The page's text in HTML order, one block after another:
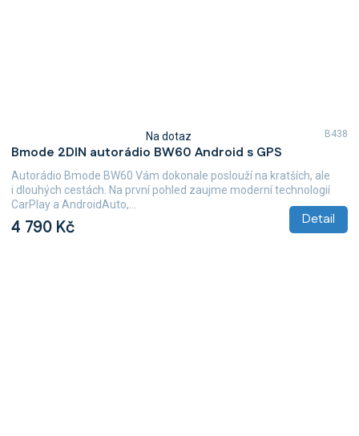
Bmode 2DIN autorádio BW60 Android s GPS
hodnocení
produktu
je
4,7
5
Na dotaz
4 790 Kč Detail
Autorádio Bmode BW60 Vám dokonale poslouží na kratších, ale
i dlouhých cestách. Na první pohled zaujme moderní technologií
CarPlay a AndroidAuto,...
B438